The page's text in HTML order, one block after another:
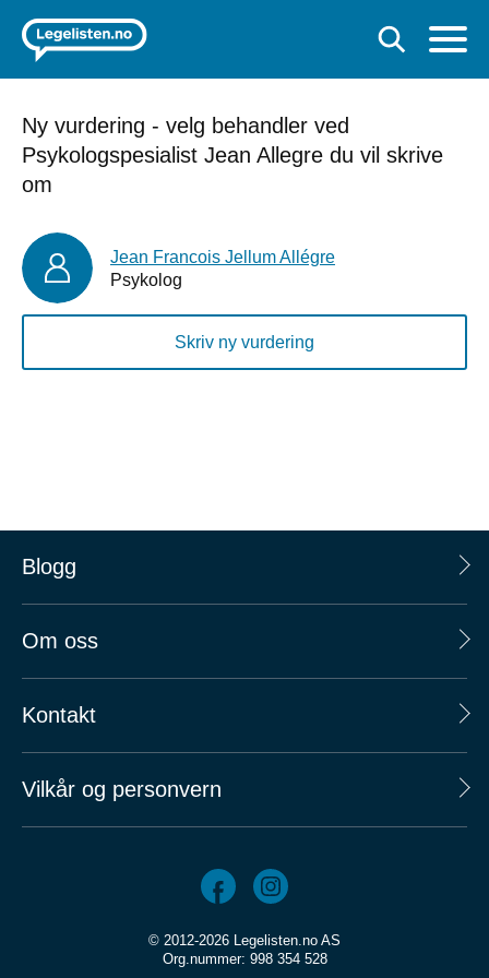
Ny vurdering - velg behandler ved
Psykologspesialist Jean Allegre du vil skrive
om
Jean Francois Jellum Allégre
Psykolog
Skriv ny vurdering
Blogg
Om oss
Kontakt
Vilkår og personvern
© 2012-2026 Legelisten.no AS
Org.nummer: 998 354 528